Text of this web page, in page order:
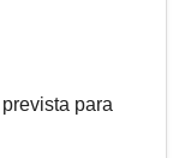
para